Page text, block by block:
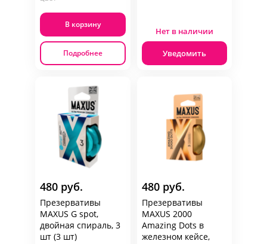
В корзину
Подробнее
Нет в наличии
Уведомить
480 руб.
Презервативы
MAXUS G spot,
двойная спираль, 3
шт (3 шт)
480 руб.
Презервативы
MAXUS 2000
Amazing Dots в
железном кейсе,